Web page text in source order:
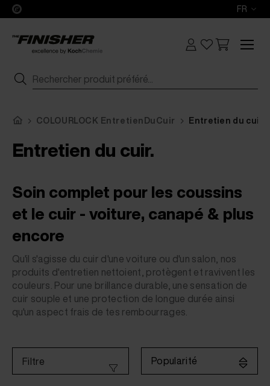
FR
COLOURLOCK EntretienDuCuir Entretien du cuir
Entretien du cuir.
Soin complet pour les coussins
et le cuir - voiture, canapé & plus
encore
Qu'il s'agisse du cuir d'une voiture ou d'un salon, nos
produits d'entretien nettoient, protègent et ravivent les
couleurs. Pour une brillance durable, une sensation de
cuir souple et une protection de longue durée ainsi
qu'un aspect frais de tes rembourrages.
Popularité
Filtre